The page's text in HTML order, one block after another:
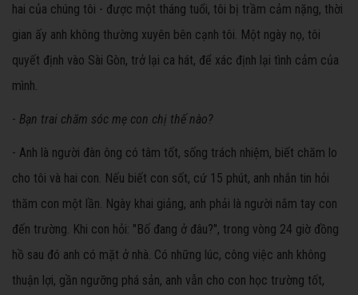
hai của chúng tôi - được một tháng tuổi, tôi bị trầm cảm nặng, thời
gian ấy anh không thường xuyên bên cạnh tôi. Một ngày nọ, tôi
quyết định vào Sài Gòn, trở lại ca hát, để xác định lại tình cảm của
mình.
- Bạn trai chăm sóc mẹ con chị thế nào?
- Anh là người đàn ông có tâm tốt, sống trách nhiệm, biết chăm lo
cho tôi và hai con. Nếu biết con sốt, cứ 15 phút, anh nhắn tin hỏi
thăm con một lần. Ngày khai giảng, anh phải là người nắm tay con
đến trường. Khi con hỏi: "Bố đang ở đâu?", trong vòng 24 giờ đồng
hồ sau đó anh có mặt ở nhà. Có những lúc, công việc anh không
thuận lợi, gần ngưỡng phá sản, anh vẫn cho con học trường tốt,